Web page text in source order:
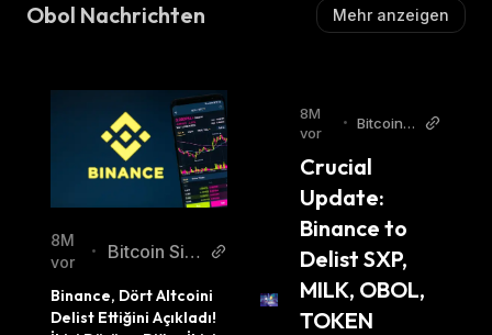
Obol Nachrichten Mehr anzeigen
8M
vor
•
Bitcoin Sist
h
Binance, Dört Altcoini
Delist Ettiğini Açıkladı!
8M
vor
•
Bitcoin
Crucial
Update:
Binance to
Delist SXP,
MILK, OBOL,
TOKEN